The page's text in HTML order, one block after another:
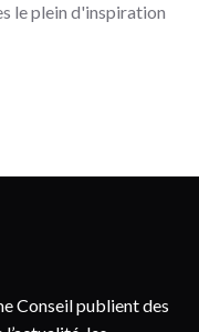
le plein d'inspiration
Conseil publient des